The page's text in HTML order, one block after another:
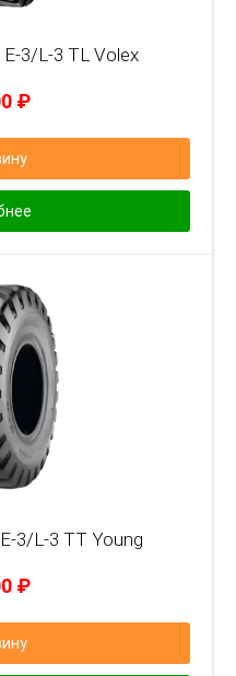
3/L-3 TL Volex
₽
3/L-3 TT Young
₽